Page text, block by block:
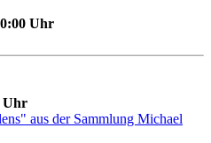
Uhr
Uhr
aus der Sammlung Michael